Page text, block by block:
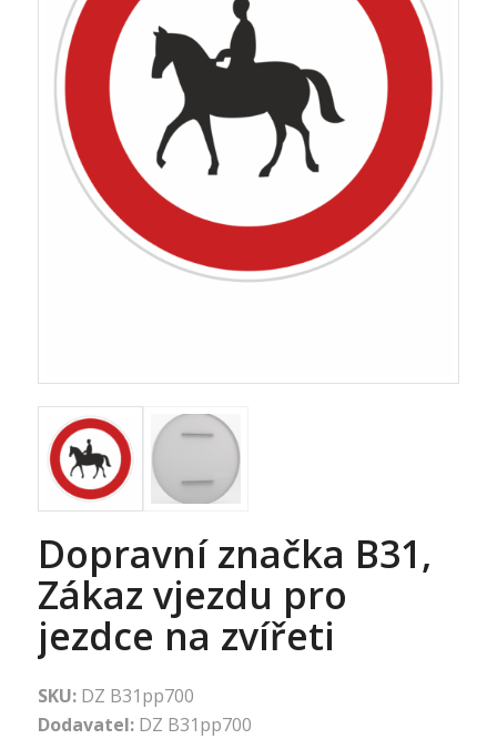
Dopravní značka B31,
Zákaz vjezdu pro
jezdce na zvířeti
SKU: DZ B31pp700
Dodavatel: DZ B31pp700